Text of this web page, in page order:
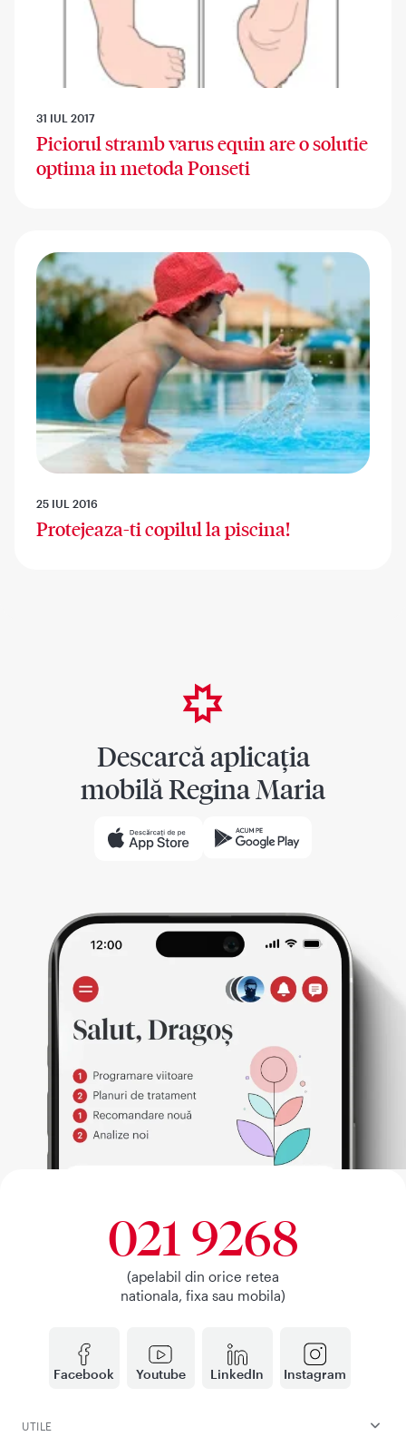
31 IUL 2017
Piciorul stramb varus equin are o solutie
optima in metoda Ponseti
25 IUL 2016
Protejeaza-ti copilul la piscina!
Descarcă aplicația
mobilă Regina Maria
Facebook Youtube LinkedIn Instagram
021 9268
(apelabil din orice retea
nationala, fixa sau mobila)
UTILE